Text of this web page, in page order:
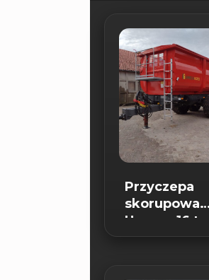
Przyczepa
skorupowa
Umega 16 ton